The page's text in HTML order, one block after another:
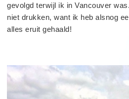
gevolgd terwijl ik in Vancouver
niet drukken, want ik heb alsnog
alles eruit gehaald!
read
more